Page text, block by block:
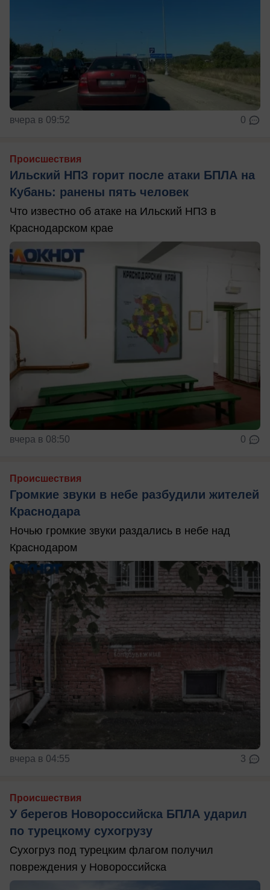
вчера в 09:52 0
Происшествия
Ильский НПЗ горит после атаки БПЛА на
Кубань: ранены пять человек
Что известно об атаке на Ильский НПЗ в
Краснодарском крае
вчера в 08:50 0
Происшествия
Громкие звуки в небе разбудили жителей
Краснодара
Ночью громкие звуки раздались в небе над
Краснодаром
вчера в 04:55 3
Происшествия
У берегов Новороссийска БПЛА ударил
по турецкому сухогрузу
Сухогруз под турецким флагом получил
повреждения у Новороссийска